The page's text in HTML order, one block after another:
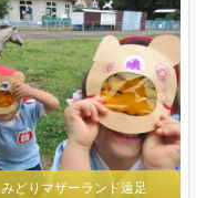
みどりマザーランド遠足